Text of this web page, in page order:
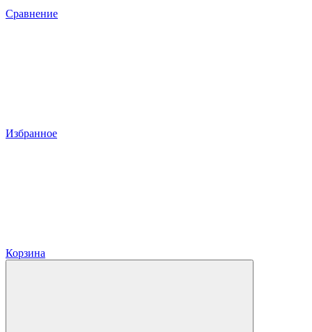
Сравнение
Избранное
Корзина